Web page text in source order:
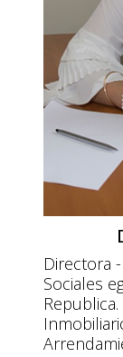
Directora
Sociales